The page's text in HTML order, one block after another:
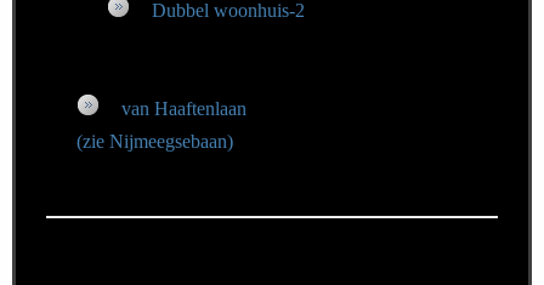
Dubbel woonhuis-2
van Haaftenlaan
(zie Nijmeegsebaan)